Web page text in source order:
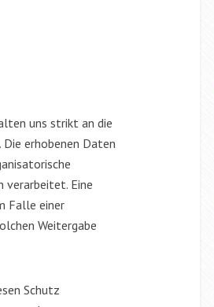
uns strikt an die
Die erhobenen Daten
verarbeitet. Eine
Falle einer
Weitergabe
Schutz